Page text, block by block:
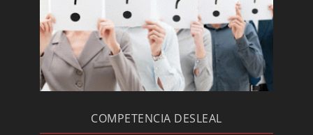
Detectives: informes sobre transporte de
mercancías
Hurtos internos en la empresa
Detectives: falsas lesiones
No ocupación de la vivienda
COMPETENCIA DESLEAL